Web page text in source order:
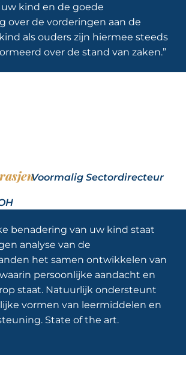
kind en de goede
over de vorderingen aan de
als ouders zijn hiermee steeds
over de stand van zaken.”
Voormalig Sectordirecteur
benadering van uw kind staat
analyse van de
het samen ontwikkelen van
persoonlijke aandacht en
staat. Natuurlijk ondersteunt
vormen van leermiddelen en
State of the art.